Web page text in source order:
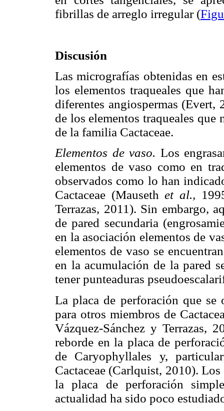
fibrillas de arreglo irregular (
Discusión
Las micrografías obtenidas en
los elementos traqueales que
diferentes angiospermas (Evert,
de los elementos traqueales que
de la familia Cactaceae.
Elementos de vaso. Los
elementos de vaso como en
observados como lo han
Cactaceae (Mausethet al.,
Terrazas, 2011). Sin embargo,
de pared secundaria
en la asociación elementos de
elementos de vaso se
en la acumulación de la pared
tener punteaduras
La placa de perforación que se
para otros miembros de
Vázquez-Sánchez y Terrazas,
reborde en la placa de
de Caryophyllales y,
Cactaceae (Carlquist, 2010).
la placa de perforación
actualidad ha sido poco